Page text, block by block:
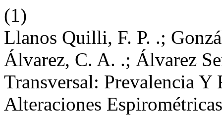
(1)
Llanos Quilli, F. P. .;
Álvarez, C. A. .; Álvarez
Transversal: Prevalencia Y
Alteraciones